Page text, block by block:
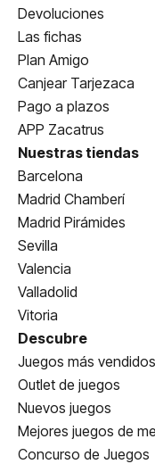
Devoluciones
Las fichas
Plan Amigo
Canjear Tarjezaca
Pago a plazos
APP Zacatrus
Nuestras tiendas
Barcelona
Madrid Chamberí
Madrid Pirámides
Sevilla
Valencia
Valladolid
Vitoria
Descubre
Juegos más vendidos
Outlet de juegos
Nuevos juegos
Mejores juegos de
Concurso de Juegos